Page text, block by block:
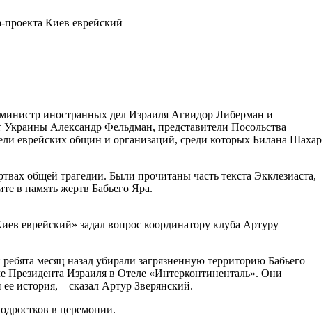
Киев еврейский
иностранных дел Израиля Агвидор Либерман и
Александр Фельдман, представители Посольства
еврейских общин и организаций, среди которых Билана Шахар
общей трагедии. Были прочитаны часть текста Экклезиаста,
в память жертв Бабьего Яра.
еврейский» задал вопрос координатору клуба Артуру
месяц назад убирали загрязненную территорию Бабьего
Израиля в Отеле «Интерконтиненталь». Они
история, – сказал Артур Зверянский.
в церемонии.